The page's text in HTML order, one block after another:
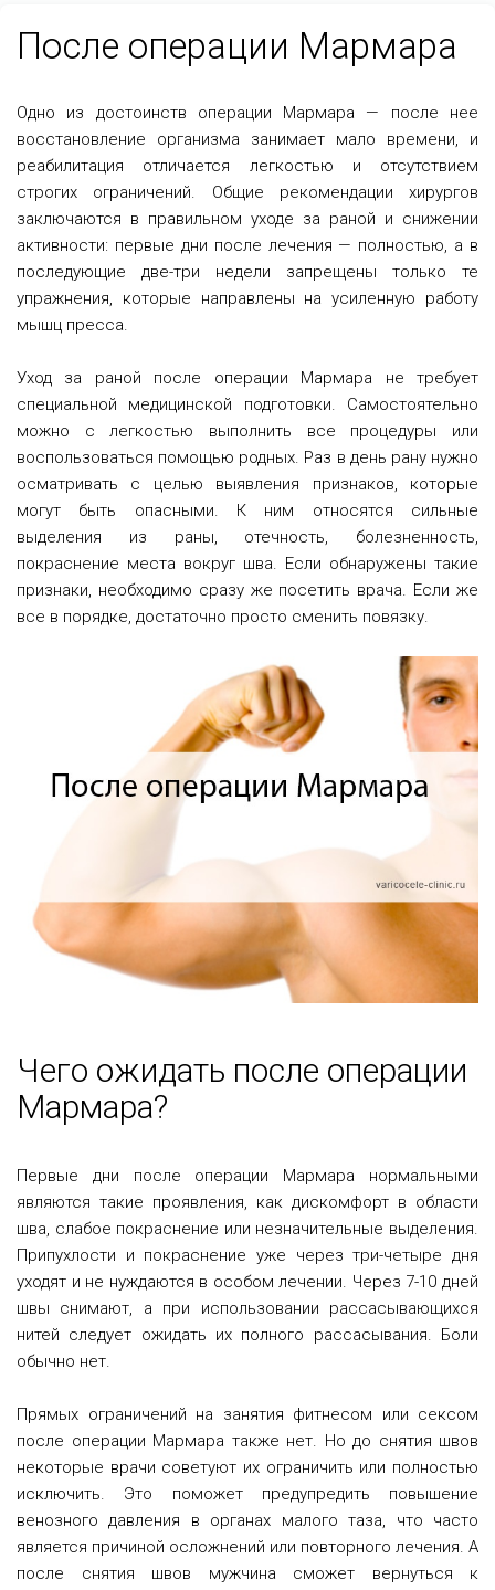
После операции Мармара
Одно из достоинств операции Мармара — после нее
восстановление организма занимает мало времени, и
реабилитация отличается легкостью и отсутствием
строгих ограничений. Общие рекомендации хирургов
заключаются в правильном уходе за раной и снижении
активности: первые дни после лечения — полностью, а в
последующие две-три недели запрещены только те
упражнения, которые направлены на усиленную работу
мышц пресса.
Уход за раной после операции Мармара не требует
специальной медицинской подготовки. Самостоятельно
можно с легкостью выполнить все процедуры или
воспользоваться помощью родных. Раз в день рану нужно
осматривать с целью выявления признаков, которые
могут быть опасными. К ним относятся сильные
выделения из раны, отечность, болезненность,
покраснение места вокруг шва. Если обнаружены такие
признаки, необходимо сразу же посетить врача. Если же
все в порядке, достаточно просто сменить повязку.
Чего ожидать после операции
Мармара?
Первые дни после операции Мармара нормальными
являются такие проявления, как дискомфорт в области
шва, слабое покраснение или незначительные выделения.
Припухлости и покраснение уже через три-четыре дня
уходят и не нуждаются в особом лечении. Через 7-10 дней
швы снимают, а при использовании рассасывающихся
нитей следует ожидать их полного рассасывания. Боли
обычно нет.
Прямых ограничений на занятия фитнесом или сексом
после операции Мармара также нет. Но до снятия швов
некоторые врачи советуют их ограничить или полностью
исключить. Это поможет предупредить повышение
венозного давления в органах малого таза, что часто
является причиной осложнений или повторного лечения. А
после снятия швов мужчина сможет вернуться к